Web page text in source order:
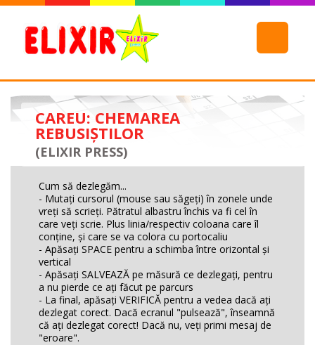
CAREU: CHEMAREA
REBUSIȘTILOR
(ELIXIR PRESS)
Cum să dezlegăm...
- Mutaţi cursorul (mouse sau săgeţi) în zonele unde
vreţi să scrieţi. Pătratul albastru închis va fi cel în
care veţi scrie. Plus linia/respectiv coloana care îl
conţine, şi care se va colora cu portocaliu
- Apăsaţi SPACE pentru a schimba între orizontal şi
vertical
- Apăsaţi SALVEAZĂ pe măsură ce dezlegaţi, pentru
a nu pierde ce aţi făcut pe parcurs
- La final, apăsaţi VERIFICĂ pentru a vedea dacă aţi
dezlegat corect. Dacă ecranul "pulsează", înseamnă
că aţi dezlegat corect! Dacă nu, veţi primi mesaj de
"eroare".